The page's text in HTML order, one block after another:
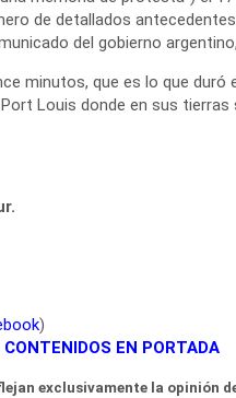
de detallados
del gobierno
minutos, que es lo que
Louis donde en sus
)
CONTENIDOS EN PORTADA
exclusivamente la opinión